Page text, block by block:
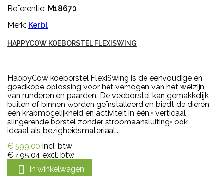
Referentie: M18670
Merk: Kerbl
HAPPYCOW KOEBORSTEL FLEXISWING
HappyCow koeborstel FlexiSwing is de eenvoudige en
goedkope oplossing voor het verhogen van het welzijn
van runderen en paarden. De veeborstel kan gemakkelijk
buiten of binnen worden geïnstalleerd en biedt de dieren
een krabmogelijkheid en activiteit in één.• verticaal
slingerende borstel zonder stroomaansluiting• ook
ideaal als bezigheidsmateriaal...
€ 599,00 incl. btw
€ 495,04 excl. btw
 In winkelwagen